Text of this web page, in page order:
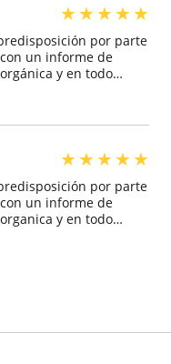
★★★★★
por parte
un informe de
y en todo
de realizar el
y el por qué.
★★★★★
por parte
un informe de
y en todo
de realizar el